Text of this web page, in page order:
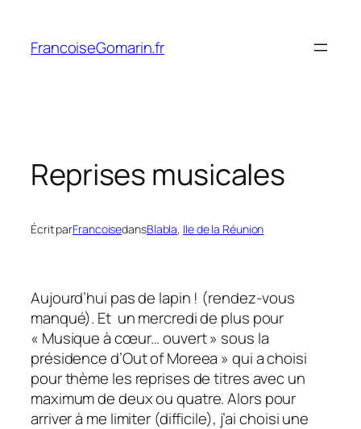
contenu
FrancoiseGomarin.fr
Reprises musicales
Écrit parFrancoisedansBlabla, Ile de la Réunion
Aujourd’hui pas de lapin ! (rendez-vous
manqué). Et un mercredi de plus pour
« Musique à cœur… ouvert » sous la
présidence d’Out of Moreea » qui a choisi
pour thème les reprises de titres avec un
maximum de deux ou quatre. Alors pour
arriver à me limiter (difficile), j’ai choisi une